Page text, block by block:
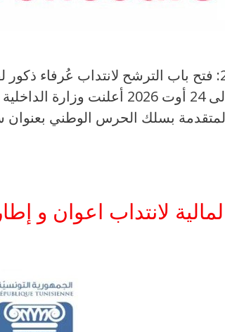
مناظرة الحرس الوطني 2026: فتح باب الترشح
والتسجيل من 05 أوت 2026 إلى 24
لانتداب اعوان و